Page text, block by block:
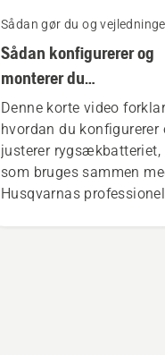
Sådan gør du og
Sådan konfigurerer og
monterer du
rygsækbatteriet
Denne korte video
hvordan du konfigurerer
justerer rygsækbatteriet,
som bruges sammen
Husqvarnas